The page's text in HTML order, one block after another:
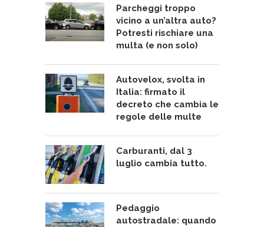
Parcheggi troppo
vicino a un’altra auto?
Potresti rischiare una
multa (e non solo)
Autovelox, svolta in
Italia: firmato il
decreto che cambia le
regole delle multe
Carburanti, dal 3
luglio cambia tutto.
Pedaggio
autostradale: quando